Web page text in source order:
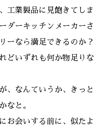
工業製品に見飽きてしま
ダーキッチンメーカーさ
ーなら満足できるのか？
どいずれも何か物足りな
、なんていうか、きっと
なと。
お会いする前に、似たよ